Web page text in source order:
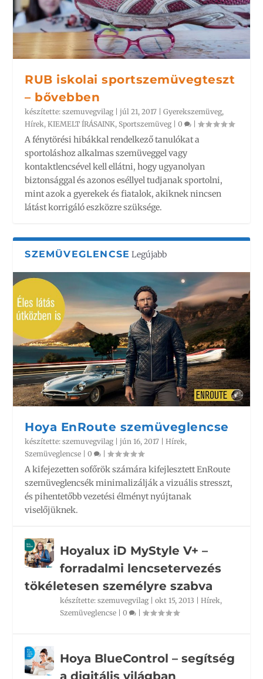
RUB iskolai sportszemüvegteszt
– bővebben
készítette:szemuvegvilag |júl 21, 2017 |Gyerekszemüveg,
Hírek,KIEMELT ÍRÁSAINK, Sportszemüveg |0 |
A fénytörési hibákkal rendelkező tanulókat a
sportoláshoz alkalmas szemüveggel vagy
kontaktlencsével kell ellátni, hogy ugyanolyan
biztonsággal és azonos eséllyel tudjanak sportolni,
mint azok a gyerekek és fiatalok, akiknek nincsen
látást korrigáló eszközre szüksége.
SZEMÜVEGLENCSE Legújabb
Hoya EnRoute szemüveglencse
készítette:szemuvegvilag |jún 16, 2017 |Hírek,
Szemüveglencse |0 |
A kifejezetten sofőrök számára kifejlesztett EnRoute
szemüveglencsék minimalizálják a vizuális stresszt,
és pihentetőbb vezetési élményt nyújtanak
viselőjüknek.
Hoyalux iD MyStyle V+ –
forradalmi lencsetervezés
tökéletesen személyre szabva
készítette:szemuvegvilag |okt 15, 2013 |Hírek,
Szemüveglencse |0 |
Hoya BlueControl – segítség